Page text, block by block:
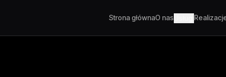
Strona głównaO nas